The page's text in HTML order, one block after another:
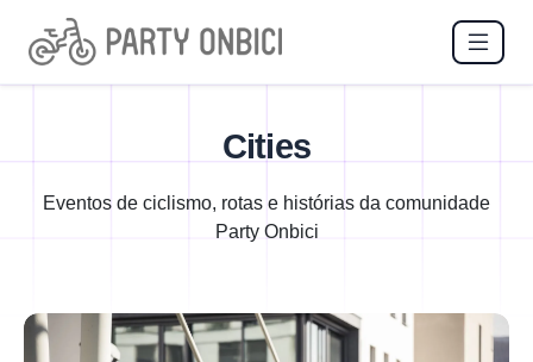
Cities
Eventos de ciclismo, rotas e histórias da comunidade
Party Onbici